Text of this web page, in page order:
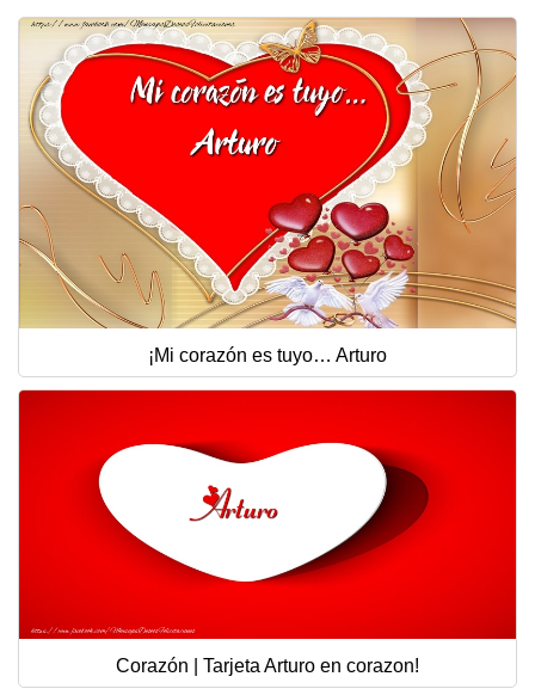
¡Mi corazón es tuyo… Arturo
Corazón | Tarjeta Arturo en corazon!